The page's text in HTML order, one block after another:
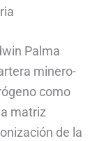
Palma
minero-
como
matriz
de la